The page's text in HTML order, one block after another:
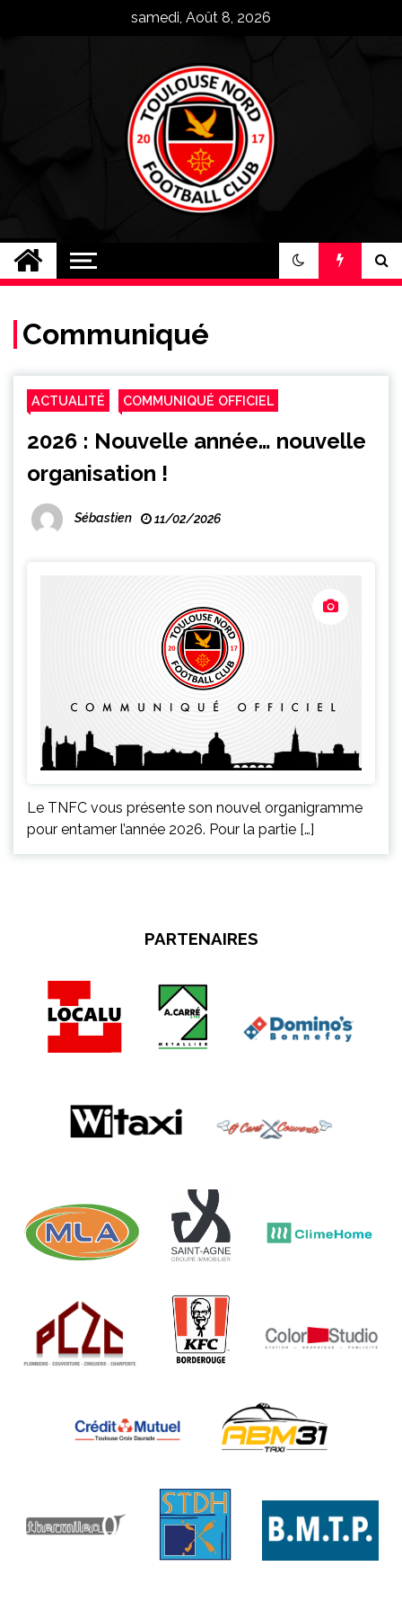
samedi, Août 8, 2026
Toulouse Nord FC
Plus qu'un club, une famille !
Communiqué
ACTUALITÉ COMMUNIQUÉ OFFICIEL
2026 : Nouvelle année… nouvelle
organisation !
Sébastien 11/02/2026
Le TNFC vous présente son nouvel organigramme
pour entamer l’année 2026. Pour la partie […]
PARTENAIRES